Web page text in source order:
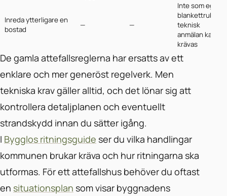
Inreda ytterligare en
bostad
— —
Inte som egen
blankettrubrik;
teknisk
anmälan kan
krävas
De gamla attefallsreglerna har ersatts av ett
enklare och mer generöst regelverk. Men
tekniska krav gäller alltid, och det lönar sig att
kontrollera detaljplanen och eventuellt
strandskydd innan du sätter igång.
I Bygglos ritningsguide ser du vilka handlingar
kommunen brukar kräva och hur ritningarna ska
utformas. För ett attefallshus behöver du oftast
en situationsplan som visar byggnadens